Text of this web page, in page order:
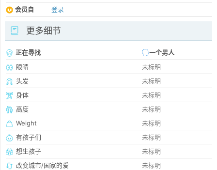
会员自
登录
更多细节
正在尋找
一个男人
眼睛
未标明
头发
未标明
身体
未标明
高度
未标明
Weight
未标明
有孩子们
未标明
想生孩子
未标明
改变城市/国家的爱
未标明